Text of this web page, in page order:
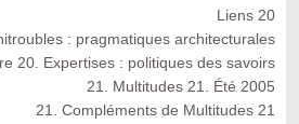
Liens 20
: pragmatiques architecturales
20. Expertises : politiques des savoirs
21. Multitudes 21. Été 2005
21. Compléments de Multitudes 21